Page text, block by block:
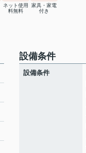
ネット使用
料無料
家具・家電
付き
設備条件
設備条件